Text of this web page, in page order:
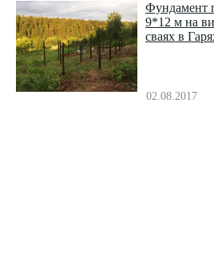
Фундамент
9*12 м на
сваях в
02.08.2017